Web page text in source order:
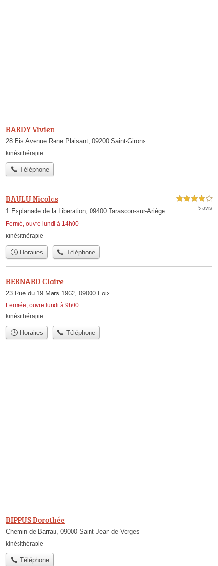
BARDY Vivien
28 Bis Avenue Rene Plaisant, 09200 Saint-Girons
kinésithérapie
Téléphone
BAULU Nicolas
1 Esplanade de la Liberation, 09400 Tarascon-sur-Ariège
Fermé, ouvre lundi à 14h00
4,0 étoiles sur 5
5 avis
kinésithérapie
Horaires Téléphone
BERNARD Claire
23 Rue du 19 Mars 1962, 09000 Foix
Fermée, ouvre lundi à 9h00
kinésithérapie
Horaires Téléphone
BIPPUS Dorothée
Chemin de Barrau, 09000 Saint-Jean-de-Verges
kinésithérapie
Téléphone